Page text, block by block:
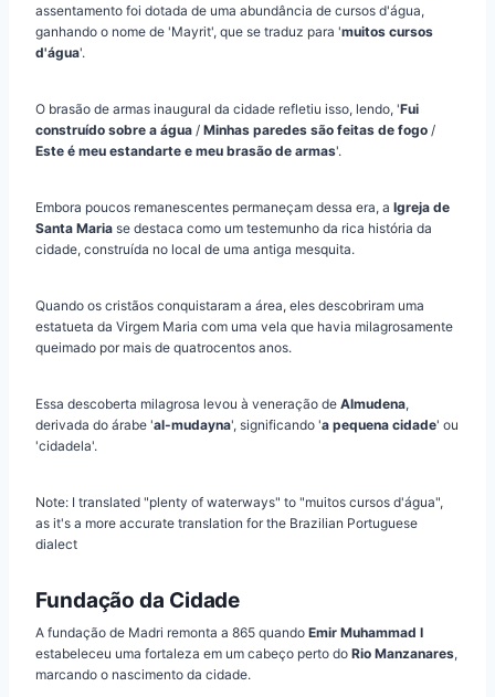
assentamento foi dotada de uma abundância de cursos d'água,
ganhando o nome de 'Mayrit', que se traduz para 'muitos cursos
d'água'.
O brasão de armas inaugural da cidade refletiu isso, lendo, 'Fui
construído sobre a água / Minhas paredes são feitas de fogo /
Este é meu estandarte e meu brasão de armas'.
Embora poucos remanescentes permaneçam dessa era, a Igreja de
Santa Maria se destaca como um testemunho da rica história da
cidade, construída no local de uma antiga mesquita.
Quando os cristãos conquistaram a área, eles descobriram uma
estatueta da Virgem Maria com uma vela que havia milagrosamente
queimado por mais de quatrocentos anos.
Essa descoberta milagrosa levou à veneração de Almudena,
derivada do árabe 'al-mudayna', significando 'a pequena cidade' ou
'cidadela'.
Note: I translated "plenty of waterways" to "muitos cursos d'água",
as it's a more accurate translation for the Brazilian Portuguese
dialect
Fundação da Cidade
A fundação de Madri remonta a 865 quando Emir Muhammad I
estabeleceu uma fortaleza em um cabeço perto do Rio Manzanares,
marcando o nascimento da cidade.